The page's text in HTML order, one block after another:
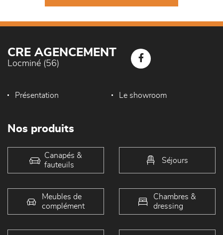
CRE AGENCEMENT
Locminé (56)
Présentation Le showroom
Nos produits
Canapés &
fauteuils
Séjours
Meubles de
complément
Chambres &
dressing